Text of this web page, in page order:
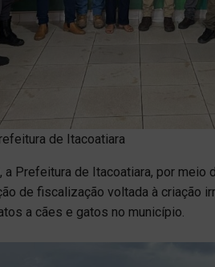
de Itacoatiara
Prefeitura de Itacoatiara, por meio
de fiscalização voltada à criação
a cães e gatos no município.